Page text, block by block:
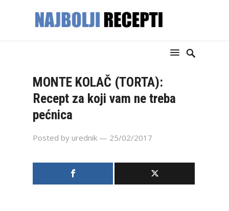
MONTE KOLAČ (TORTA):
Recept za koji vam ne treba
pećnica
Posted by urednik — 25/02/2017